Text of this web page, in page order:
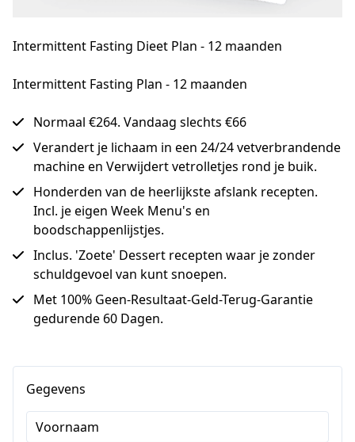
Intermittent Fasting Dieet Plan - 12 maanden
Intermittent Fasting Plan - 12 maanden
Normaal €264. Vandaag slechts €66
Verandert je lichaam in een 24/24 vetverbrandende
machine en Verwijdert vetrolletjes rond je buik.
Honderden van de heerlijkste afslank recepten.
Incl. je eigen Week Menu's en
boodschappenlijstjes.
Inclus. 'Zoete' Dessert recepten waar je zonder
schuldgevoel van kunt snoepen.
Met 100% Geen-Resultaat-Geld-Terug-Garantie
gedurende 60 Dagen.
Gegevens
Voornaam